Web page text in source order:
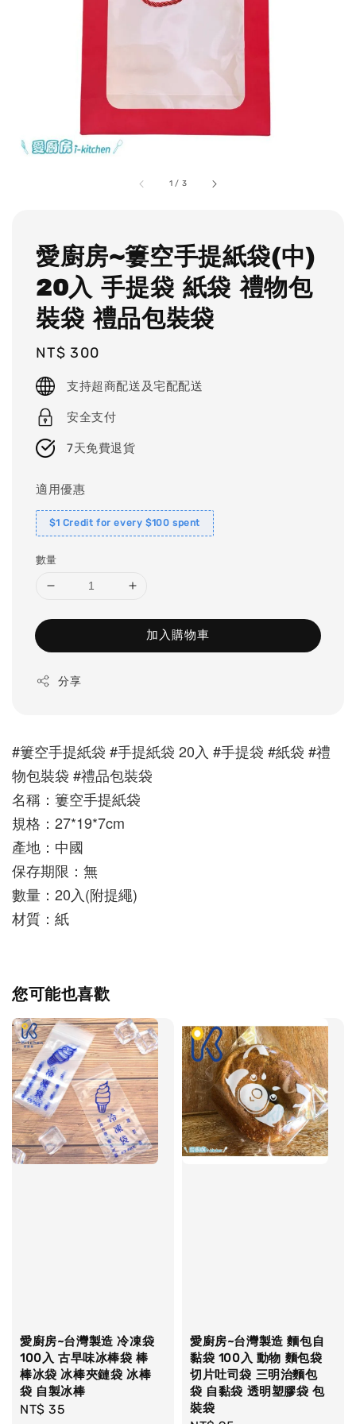
1 / 3
愛廚房~簍空手提紙袋(中)
20入 手提袋 紙袋 禮物包
裝袋 禮品包裝袋
Regular
price
NT$ 300
支持超商配送及宅配配送
安全支付
7天免費退貨
適用優惠
$1 Credit for every $100 spent
數量
加入購物車
分享
#簍空手提紙袋 #手提紙袋 20入 #手提袋 #紙袋 #禮
物包裝袋 #禮品包裝袋
名稱：簍空手提紙袋
規格：27*19*7cm
產地：中國
保存期限：無
數量：20入(附提繩)
材質：紙
您可能也喜歡
愛廚房~台灣製造 冷凍袋
100入 古早味冰棒袋 棒
棒冰袋 冰棒夾鏈袋 冰棒
袋 自製冰棒
Regular
NT$ 35
愛廚房~台灣製造 麵包自
黏袋 100入 動物 麵包袋
切片吐司袋 三明治麵包
袋 自黏袋 透明塑膠袋 包
裝袋